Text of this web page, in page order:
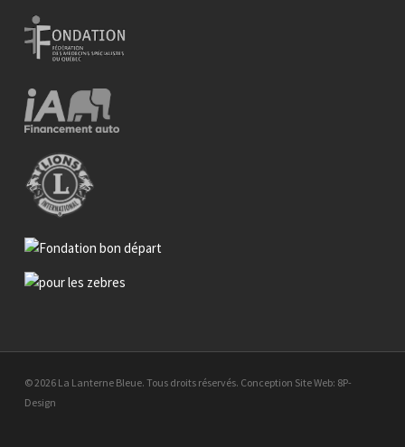
© 2026 La Lanterne Bleue. Tous droits réservés. Conception Site Web: 8P-
Design